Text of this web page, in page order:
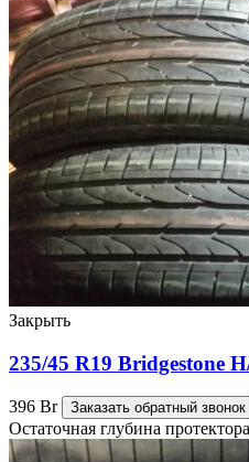
Закрыть
235/45 R19 Bridgestone
396 Br Заказать обратный звонок
Остаточная глубина